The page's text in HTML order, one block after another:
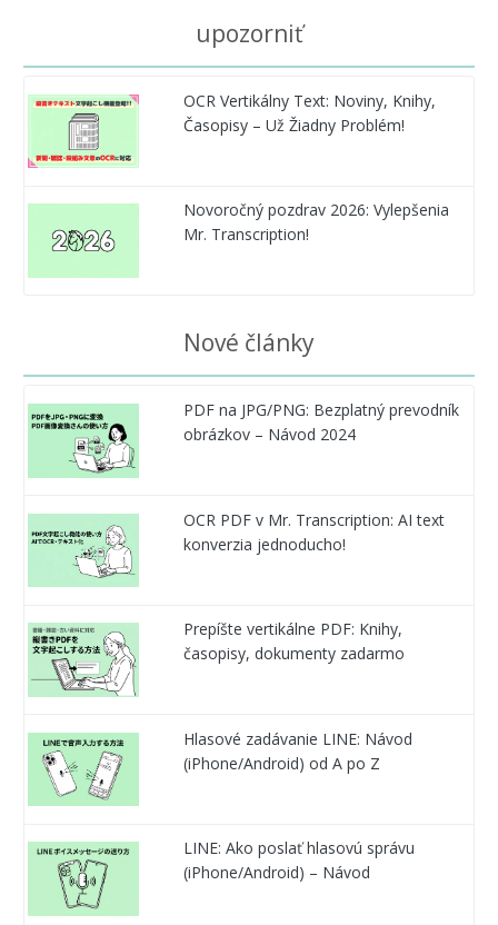
upozorniť
OCR Vertikálny Text: Noviny, Knihy,
Časopisy – Už Žiadny Problém!
Novoročný pozdrav 2026: Vylepšenia
Mr. Transcription!
Nové články
PDF na JPG/PNG: Bezplatný prevodník
obrázkov – Návod 2024
OCR PDF v Mr. Transcription: AI text
konverzia jednoducho!
Prepíšte vertikálne PDF: Knihy,
časopisy, dokumenty zadarmo
Hlasové zadávanie LINE: Návod
(iPhone/Android) od A po Z
LINE: Ako poslať hlasovú správu
(iPhone/Android) – Návod